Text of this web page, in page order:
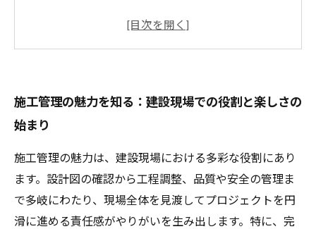
らす未来
未来を創る施工管理の仕事術：成功事例とこれ
からの展望
施工管理が切り拓くこれからの建設業界：技術
革新と人材育成の重要性
施工管理で夢を形にする：楽しさとやりがいを
施工管理の魅力を知る：建設現場での役割と楽しさの
始まり
施工管理の魅力は、建設現場における多彩な役割にあり
ます。設計図の確認から工程調整、品質や安全の管理ま
で多岐にわたり、現場全体を見渡してプロジェクトを円
滑に進める責任感がやりがいを生み出します。特に、完